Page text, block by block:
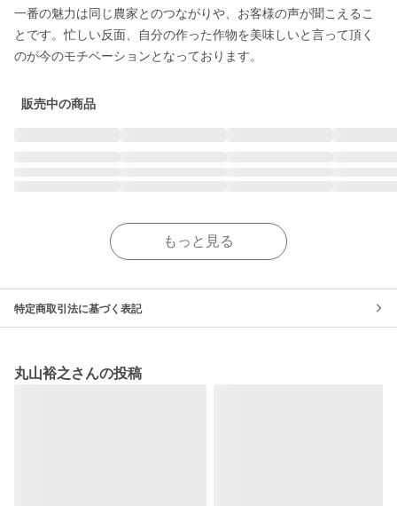
一番の魅力は同じ農家とのつながりや、お客様の声が聞こえるこ
とです。忙しい反面、自分の作った作物を美味しいと言って頂く
販売中の商品
もっと見る
特定商取引法に基づく表記
丸山裕之さんの投稿